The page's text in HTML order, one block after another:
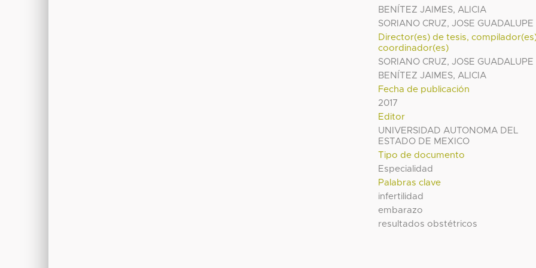
BENÍTEZ JAIMES, ALICIA
SORIANO CRUZ, JOSE GUADALUPE
Director(es) de tesis,
coordinador(es)
SORIANO CRUZ, JOSE GUADALUPE
BENÍTEZ JAIMES, ALICIA
Fecha de publicación
2017
Editor
UNIVERSIDAD AUTONOMA DEL
ESTADO DE MEXICO
Tipo de documento
Especialidad
Palabras clave
infertilidad
embarazo
resultados obstétricos